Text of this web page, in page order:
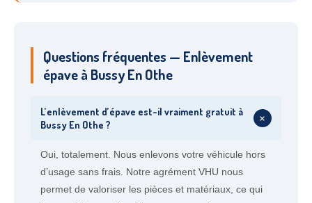
Questions fréquentes — Enlèvement
épave à Bussy En Othe
L’enlèvement d’épave est-il vraiment gratuit à
Bussy En Othe ?
+
Oui, totalement. Nous enlevons votre véhicule hors
d’usage sans frais. Notre agrément VHU nous
permet de valoriser les pièces et matériaux, ce qui